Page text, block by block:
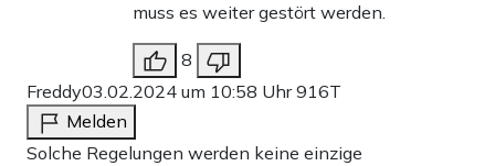
muss es weiter gestört werden.
8
Freddy03.02.2024 um 10:58 Uhr916T
Melden
Solche Regelungen werden keine einzige